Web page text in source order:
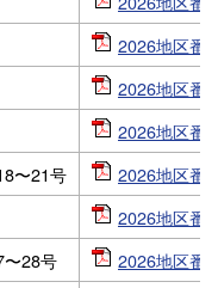
2026地区番
2026地区番
2026地区番
〜21号
2026地区番
2026地区番
28号
2026地区番